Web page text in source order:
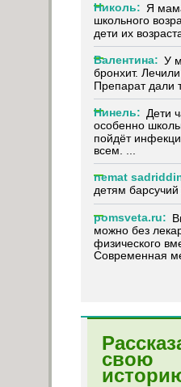
Николь: Я
школьного
дети их
Валентина: У
бронхит.
Препарат дали
Нинель: Дети
особенно
пойдёт
всем. ...
nemat
детям
pomsveta.ru:
можно без
физического
Современная
свою